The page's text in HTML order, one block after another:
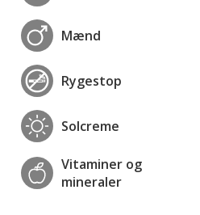
Mænd
Rygestop
Solcreme
Vitaminer og
mineraler